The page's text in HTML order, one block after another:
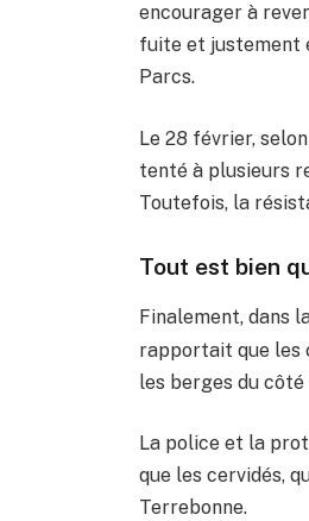
encourager à
fuite et justement
Parcs.
Le 28 février,
tenté à plusieurs
Toutefois, la
Tout est bien
Finalement, dans
rapportait que les
les berges du
La police et la
que les cervidés,
Terrebonne.